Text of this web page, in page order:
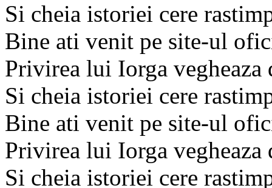
Si cheia istoriei cere
Bine ati venit pe site-ul
Privirea lui Iorga
Si cheia istoriei cere
Bine ati venit pe site-ul
Privirea lui Iorga
Si cheia istoriei cere